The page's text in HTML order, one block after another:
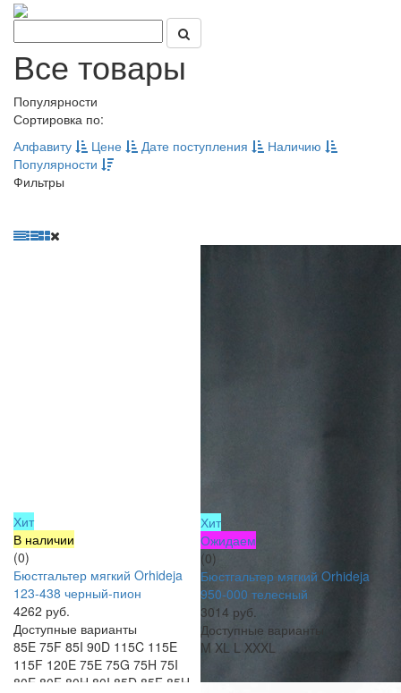
Все товары
Популярности
Сортировка по:
Алфавиту
Цене Дате поступления
Наличию
Популярности
Фильтры
Хит
В наличии
(0)
Бюстгальтер мягкий Orhideja
123-438 черный-пион
4262 руб.
Доступные варианты
85E 75F 85I 90D 115C 115E
115F 120E 75E 75G 75H 75I
80E 80F 80H 80I 85D 85F 85H
Хит
Ожидаем
(0)
Бюстгальтер мягкий Orhideja
950-000 телесный
3014 руб.
Доступные варианты
M XL L XXXL